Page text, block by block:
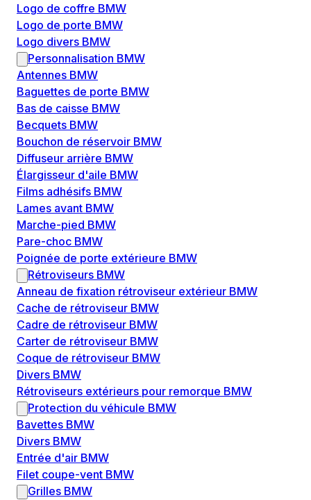
Logo de coffre BMW
Logo de porte BMW
Logo divers BMW
Personnalisation BMW
Antennes BMW
Baguettes de porte BMW
Bas de caisse BMW
Becquets BMW
Bouchon de réservoir BMW
Diffuseur arrière BMW
Élargisseur d'aile BMW
Films adhésifs BMW
Lames avant BMW
Marche-pied BMW
Pare-choc BMW
Poignée de porte extérieure BMW
Rétroviseurs BMW
Anneau de fixation rétroviseur extérieur BMW
Cache de rétroviseur BMW
Cadre de rétroviseur BMW
Carter de rétroviseur BMW
Coque de rétroviseur BMW
Divers BMW
Rétroviseurs extérieurs pour remorque BMW
Protection du véhicule BMW
Bavettes BMW
Divers BMW
Entrée d'air BMW
Filet coupe-vent BMW
Grilles BMW